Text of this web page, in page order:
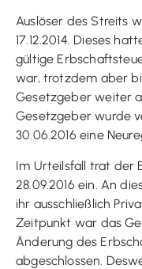
Auslöser des Streits
17.12.2014. Dieses
gültige
war, trotzdem aber
Gesetzgeber weiter
Gesetzgeber wurde
30.06.2016 eine
Im Urteilsfall trat der
28.09.2016 ein. An
ihr ausschließlich
Zeitpunkt war das
Änderung des
abgeschlossen.